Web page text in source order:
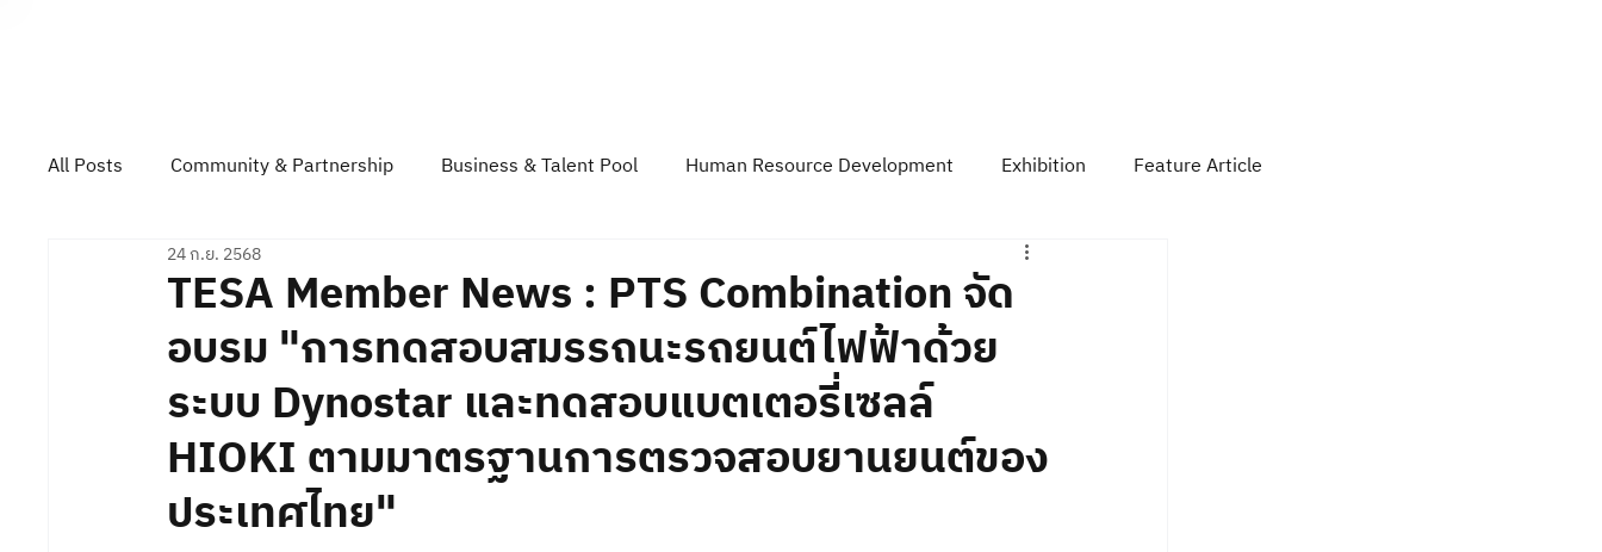
All Posts Community & Partnership Business & Talent Pool Human Resource Development Exhibition Feature Article
Technology & Product Showcase
TESA Member News : PTS Combination จัด
อบรม "การทดสอบสมรรถนะรถยนต์ไฟฟ้าด้วย
ระบบ Dynostar และทดสอบแบตเตอรี่เซลล์
HIOKI ตามมาตรฐานการตรวจสอบยานยนต์ของ
ประเทศไทย"
24 ก.ย. 2568